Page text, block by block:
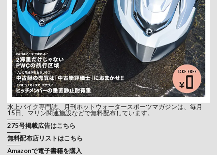
水上バイク専門誌、月刊ホットウォータースポーツマガジンは、毎月
15日、マリン関連施設などで無料配布しています。
───
275号掲載広告はこちら
───
無料配布店リストはこちら
───
Amazonで電子書籍を購入